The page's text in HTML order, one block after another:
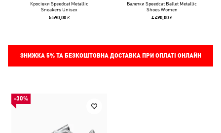
Кросівки Speedcat Metallic
Sneakers Unisex
5 590,00 ₴
Балетки Speedcat Ballet Metallic
Shoes Women
4 490,00 ₴
ЗНИЖКА 5%ТА БЕЗКОШТОВНА ДОСТАВКА ПРИ ОПЛАТІ ОНЛАЙН
-30%